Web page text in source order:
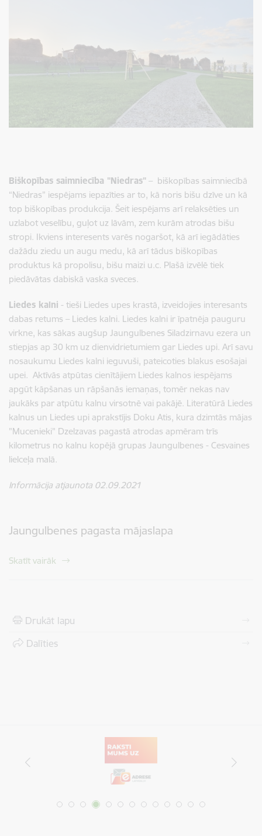
Biškopības saimniecība "Niedras" – biškopības saimniecībā
“Niedras” iespējams iepazīties ar to, kā noris bišu dzīve un kā
top biškopības produkcija. Šeit iespējams arī relaksēties un
uzlabot veselību, guļot uz lāvām, zem kurām atrodas bišu
stropi. Ikviens interesents varēs nogaršot, kā arī iegādāties
dažādu ziedu un augu medu, kā arī tādus biškopības
produktus kā propolisu, bišu maizi u.c. Plašā izvēlē tiek
piedāvātas dabiskā vaska sveces.
Liedes kalni - tieši Liedes upes krastā, izveidojies interesants
dabas retums – Liedes kalni. Liedes kalni ir īpatnēja pauguru
virkne, kas sākas augšup Jaungulbenes Siladzirnavu ezera un
stiepjas ap 30 km uz dienvidrietumiem gar Liedes upi. Arī savu
nosaukumu Liedes kalni ieguvuši, pateicoties blakus esošajai
upei. Aktīvās atpūtas cienītājiem Liedes kalnos iespējams
apgūt kāpšanas un rāpšanās iemaņas, tomēr nekas nav
jaukāks par atpūtu kalnu virsotnē vai pakājē. Literatūrā Liedes
kalnus un Liedes upi aprakstījis Doku Atis, kura dzimtās mājas
"Mucenieki" Dzelzavas pagastā atrodas apmēram trīs
kilometrus no kalnu kopējā grupas Jaungulbenes - Cesvaines
lielceļa malā.
Informācija atjaunota 02.09.2021
Jaungulbenes pagasta mājaslapa
Skatīt vairāk
Drukāt lapu
Dalīties